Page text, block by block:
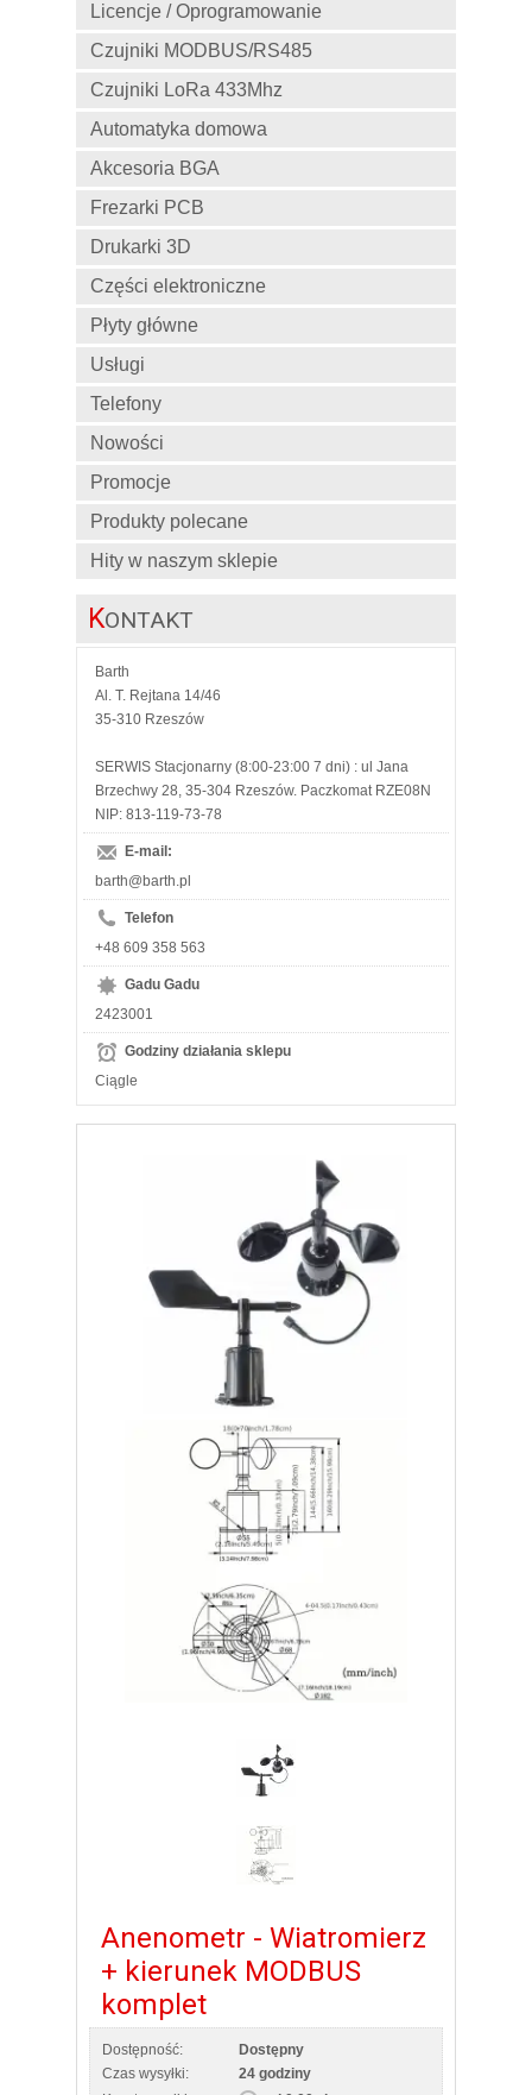
Licencje / Oprogramowanie
Czujniki MODBUS/RS485
Czujniki LoRa 433Mhz
Automatyka domowa
Akcesoria BGA
Frezarki PCB
Drukarki 3D
Części elektroniczne
Płyty główne
Usługi
Telefony
Nowości
Promocje
Produkty polecane
Hity w naszym sklepie
KONTAKT
Barth
Al. T. Rejtana 14/46
35-310 Rzeszów
SERWIS Stacjonarny (8:00-23:00 7 dni) : ul Jana
Brzechwy 28, 35-304 Rzeszów. Paczkomat RZE08N
NIP: 813-119-73-78
E-mail:
barth@barth.pl
Telefon
+48 609 358 563
Gadu Gadu
2423001
Godziny działania sklepu
Ciągle
Anenometr - Wiatromierz
+ kierunek MODBUS
komplet
Dostępność:
Dostępny
Czas wysyłki:
24 godziny